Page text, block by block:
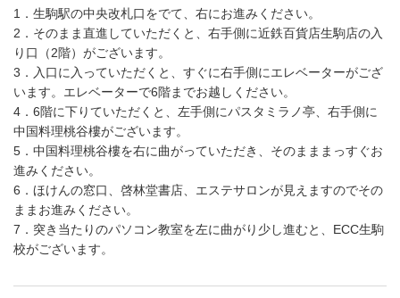
1．生駒駅の中央改札口をでて、右にお進みください。
2．そのまま直進していただくと、右手側に近鉄百貨店生駒店の入
り口（2階）がございます。
3．入口に入っていただくと、すぐに右手側にエレベーターがござ
います。エレベーターで6階までお越しください。
4．6階に下りていただくと、左手側にパスタミラノ亭、右手側に
中国料理桃谷樓がございます。
5．中国料理桃谷樓を右に曲がっていただき、そのまままっすぐお
進みください。
6．ほけんの窓口、啓林堂書店、エステサロンが見えますのでその
ままお進みください。
7．突き当たりのパソコン教室を左に曲がり少し進むと、ECC生駒
校がございます。